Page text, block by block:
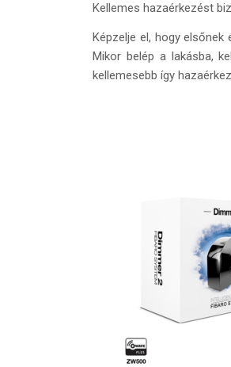
Kellemes hazaérkezést
Képzelje el, hogy elsőnek
Mikor belép a lakásba,
kellemesebb így